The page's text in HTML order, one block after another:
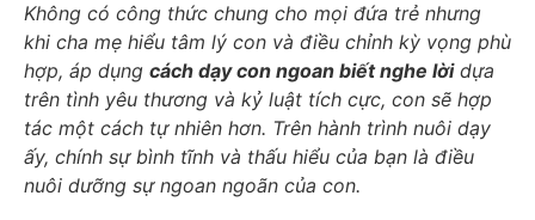
Không có công thức chung cho mọi đứa trẻ nhưng
khi cha mẹ hiểu tâm lý con và điều chỉnh kỳ vọng phù
hợp, áp dụng cách dạy con ngoan biết nghe lờidựa
trên tình yêu thương và kỷ luật tích cực, con sẽ hợp
tác một cách tự nhiên hơn. Trên hành trình nuôi dạy
ấy, chính sự bình tĩnh và thấu hiểu của bạn là điều
nuôi dưỡng sự ngoan ngoãn của con.